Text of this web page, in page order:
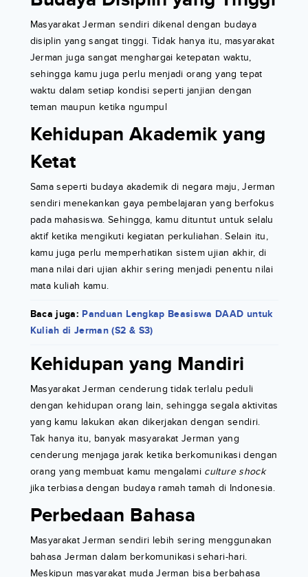
Masyarakat Jerman sendiri dikenal dengan budaya
disiplin yang sangat tinggi. Tidak hanya itu, masyarakat
Jerman juga sangat menghargai ketepatan waktu,
sehingga kamu juga perlu menjadi orang yang tepat
waktu dalam setiap kondisi seperti janjian dengan
teman maupun ketika ngumpul
Kehidupan Akademik yang
Ketat
Sama seperti budaya akademik di negara maju, Jerman
sendiri menekankan gaya pembelajaran yang berfokus
pada mahasiswa. Sehingga, kamu dituntut untuk selalu
aktif ketika mengikuti kegiatan perkuliahan. Selain itu,
kamu juga perlu memperhatikan sistem ujian akhir, di
mana nilai dari ujian akhir sering menjadi penentu nilai
mata kuliah kamu.
Baca juga: Panduan Lengkap Beasiswa DAAD untuk
Kuliah di Jerman (S2 & S3)
Kehidupan yang Mandiri
Masyarakat Jerman cenderung tidak terlalu peduli
dengan kehidupan orang lain, sehingga segala aktivitas
yang kamu lakukan akan dikerjakan dengan sendiri.
Tak hanya itu, banyak masyarakat Jerman yang
cenderung menjaga jarak ketika berkomunikasi dengan
orang yang membuat kamu mengalami culture shock
jika terbiasa dengan budaya ramah tamah di Indonesia.
Perbedaan Bahasa
Masyarakat Jerman sendiri lebih sering menggunakan
bahasa Jerman dalam berkomunikasi sehari-hari.
Meskipun masyarakat muda Jerman bisa berbahasa